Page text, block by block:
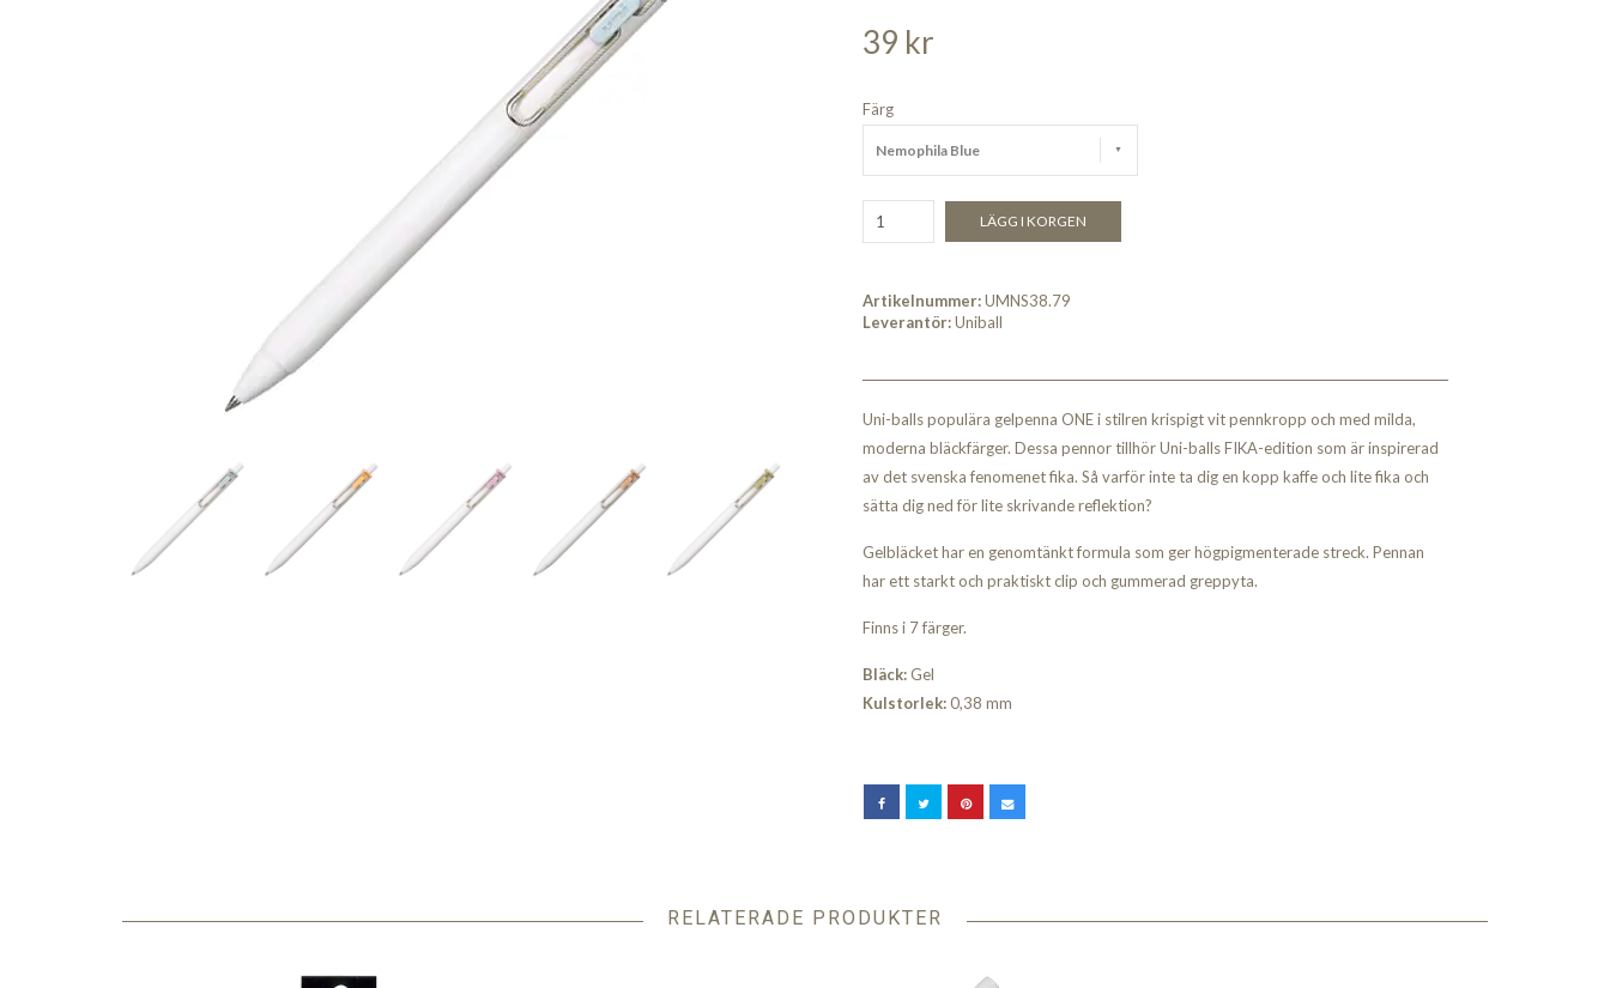
39 kr
Färg
Nemophila Blue
LÄGG I KORGEN
Artikelnummer:UMNS38.79
Leverantör:Uniball
Uni-balls populära gelpenna ONE i stilren krispigt vit pennkropp och med milda,
moderna bläckfärger. Dessa pennor tillhör Uni-balls FIKA-edition som är inspirerad
av det svenska fenomenet fika. Så varför inte ta dig en kopp kaffe och lite fika och
sätta dig ned för lite skrivande reflektion?
Gelbläcket har en genomtänkt formula som ger högpigmenterade streck. Pennan
har ett starkt och praktiskt clip och gummerad greppyta.
Finns i 7 färger.
Bläck: Gel
Kulstorlek:0,38 mm
RELATERADE PRODUKTER